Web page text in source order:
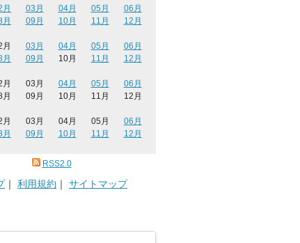
月 03月 04月 05月
06月
月 09月 10月 11月
12月
月 03月 04月 05月
06月
月 09月 10月 11月
12月
月 03月 04月 05月
06月
月 09月 10月 11月
12月
月 03月 04月 05月
06月
月 09月 10月 11月 12月
RSS2.0
｜ 利用規約 ｜ サイトマップ